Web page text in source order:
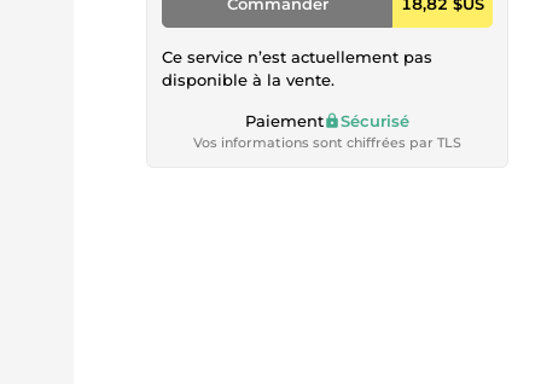
Ce service n’est actuellement pas
disponible à la vente.
Paiement Sécurisé
Vos informations sont chiffrées par TLS